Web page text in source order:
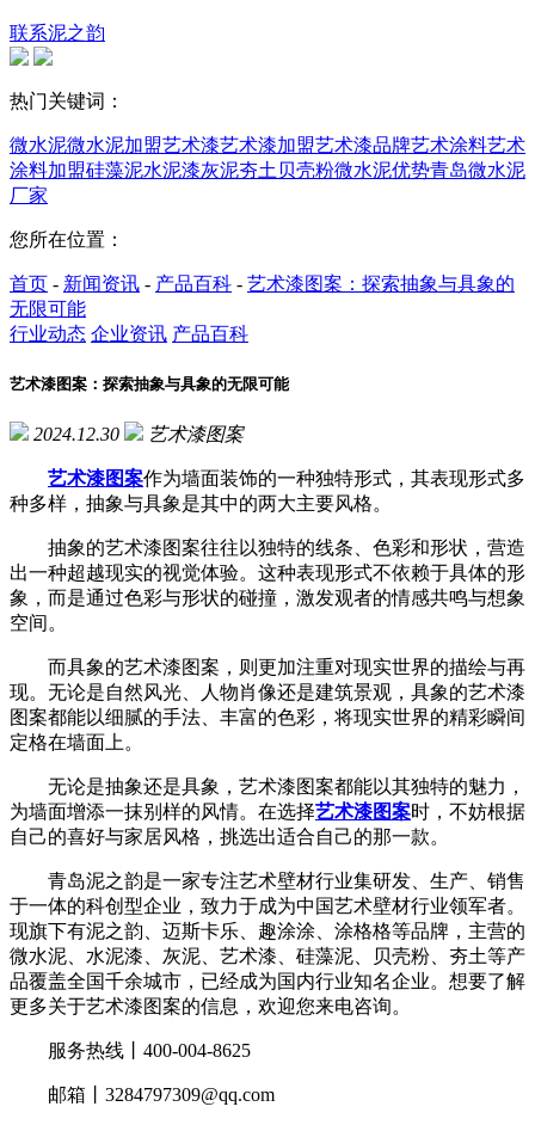
联系泥之韵
热门关键词：
微水泥微水泥加盟艺术漆艺术漆加盟艺术漆品牌艺术涂料艺术
涂料加盟硅藻泥水泥漆灰泥夯土 贝壳粉微水泥优势青岛微水泥
厂家
您所在位置：
首页 - 新闻资讯 - 产品百科 - 艺术漆图案：探索抽象与具象的
无限可能
行业动态 企业资讯 产品百科
艺术漆图案：探索抽象与具象的无限可能
2024.12.30 艺术漆图案
艺术漆图案作为墙面装饰的一种独特形式，其表现形式多
种多样，抽象与具象是其中的两大主要风格。
抽象的艺术漆图案往往以独特的线条、色彩和形状，营造
出一种超越现实的视觉体验。这种表现形式不依赖于具体的形
象，而是通过色彩与形状的碰撞，激发观者的情感共鸣与想象
空间。
而具象的艺术漆图案，则更加注重对现实世界的描绘与再
现。无论是自然风光、人物肖像还是建筑景观，具象的艺术漆
图案都能以细腻的手法、丰富的色彩，将现实世界的精彩瞬间
定格在墙面上。
无论是抽象还是具象，艺术漆图案都能以其独特的魅力，
为墙面增添一抹别样的风情。在选择艺术漆图案时，不妨根据
自己的喜好与家居风格，挑选出适合自己的那一款。
青岛泥之韵是一家专注艺术壁材行业集研发、生产、销售
于一体的科创型企业，致力于成为中国艺术壁材行业领军者。
现旗下有泥之韵、迈斯卡乐、趣涂涂、涂格格等品牌，主营的
微水泥、水泥漆、灰泥、艺术漆、硅藻泥、贝壳粉、夯土等产
品覆盖全国千余城市，已经成为国内行业知名企业。想要了解
更多关于艺术漆图案的信息，欢迎您来电咨询。
服务热线丨400-004-8625
邮箱丨3284797309@qq.com